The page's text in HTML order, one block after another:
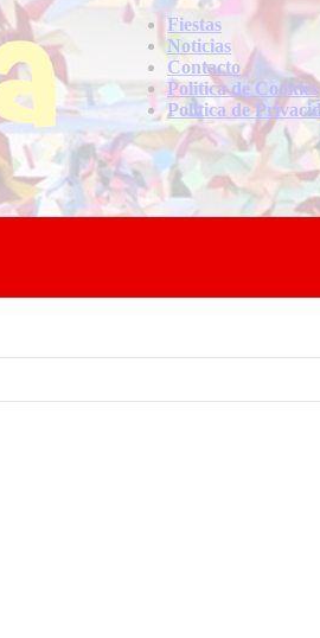
Fiestas
Noticias
Contacto
Politica de Cookies
Politica de